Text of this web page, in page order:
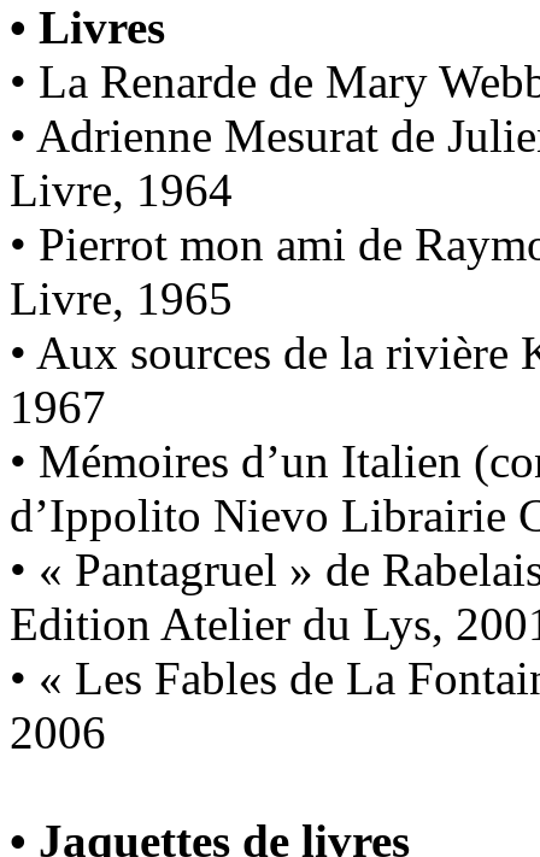
• Livres
• La Renarde de Mary
• Adrienne Mesurat de
Livre, 1964
• Pierrot mon ami de
Livre, 1965
• Aux sources de la
1967
• Mémoires d’un Italien
d’Ippolito Nievo Librairie
• « Pantagruel » de
Edition Atelier du Lys,
• « Les Fables de La
2006
• Jaquettes de livres